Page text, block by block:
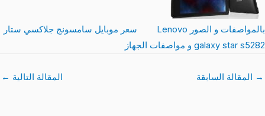
بالمواصفات و الصور Lenovo
سعر موبايل سامسونج جلاكسي ستار
galaxy star s5282 و مواصفات الجهاز
→ المقالة السابقة المقالة التالية ←